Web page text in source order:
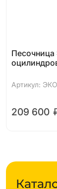
Артикул:
209 600